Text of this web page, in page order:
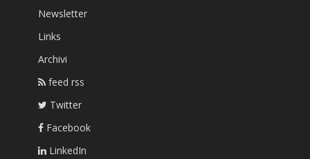
Newsletter
Links
Archivi
feed rss
Twitter
Facebook
LinkedIn